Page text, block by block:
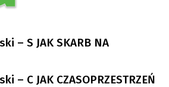
– S JAK SKARB NA
– C JAK CZASOPRZESTRZEŃ